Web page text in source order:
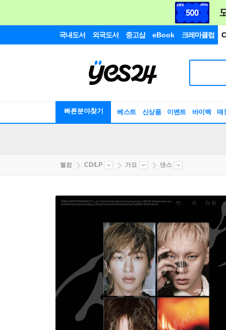
국내도서 외국도서 중고샵 eBook 크레마클럽
빠른분야찾기 베스트 신상품 이벤트 바이백 매
웰컴 CD/LP 가요 댄스